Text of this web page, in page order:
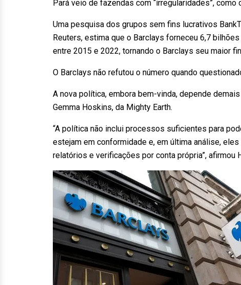
Pará veio de fazendas com “irregularidades”, como
Uma pesquisa dos grupos sem fins lucrativos
Reuters, estima que o Barclays forneceu 6,7
entre 2015 e 2022, tornando o Barclays seu maior
O Barclays não refutou o número quando
A nova política, embora bem-vinda, depende
Gemma Hoskins, da Mighty Earth.
“A política não inclui processos suficientes para
estejam em conformidade e, em última análise,
relatórios e verificações por conta própria”, afirmou